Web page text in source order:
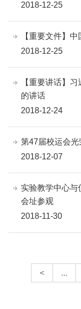
2018-12-25
【重要文件】
2018-12-25
【重要讲话】
的讲话
2018-12-24
第47届校运会光
2018-12-07
实验教学中心与
会址参观
2018-11-30
< ...